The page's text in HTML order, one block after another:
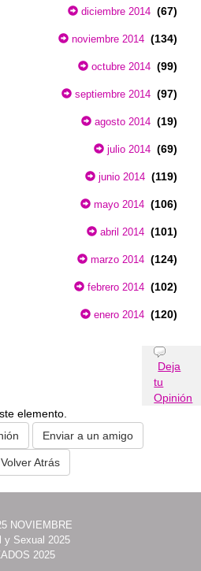
diciembre 2014 (67)
noviembre 2014 (134)
octubre 2014 (99)
septiembre 2014 (97)
agosto 2014 (19)
julio 2014 (69)
junio 2014 (119)
mayo 2014 (106)
abril 2014 (101)
marzo 2014 (124)
febrero 2014 (102)
enero 2014 (120)
Deja
tu
Opinión
elemento.
Enviar a un amigo
Volver Atrás
NOVIEMBRE
y Sexual 2025
2025